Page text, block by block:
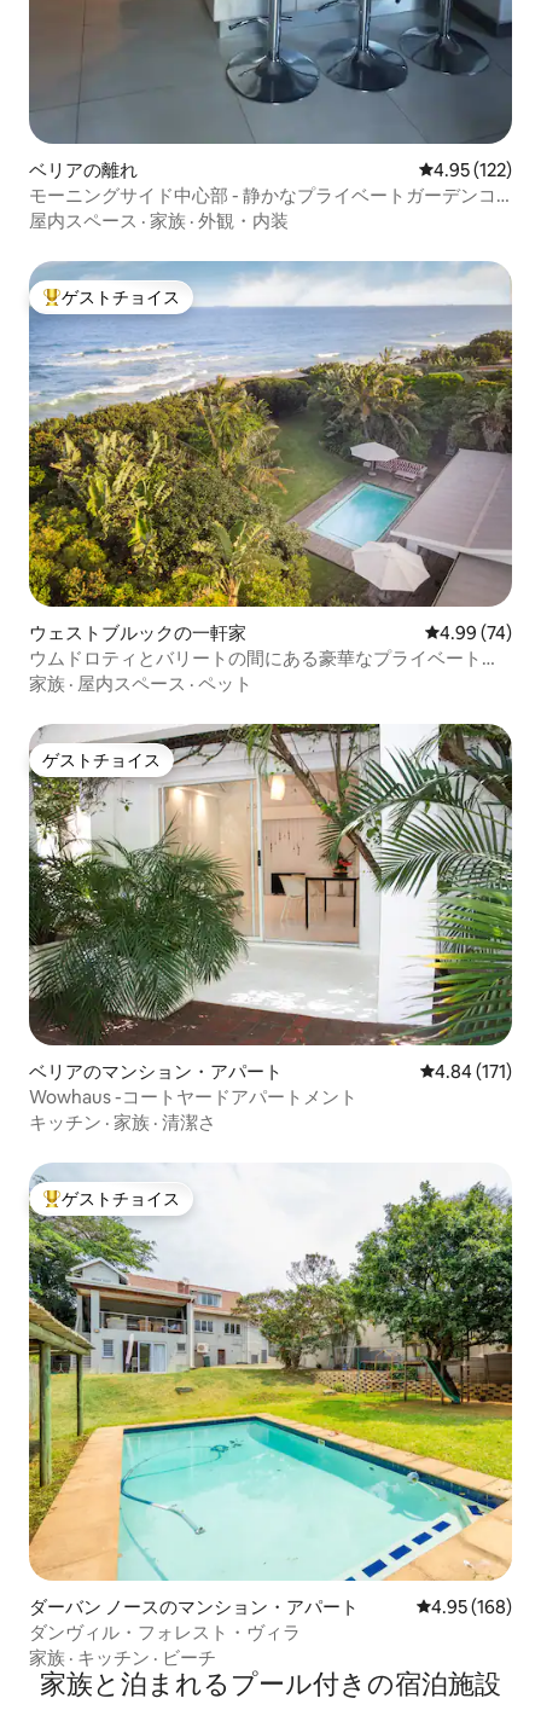
ベリアの離れ レビュー122
4.95 (122)
モーニングサイド中心部 - 静かなプライベートガーデンコ
テージ
屋内スペース · 家族 · 外観・内装
大好評のゲストチョイスです。
ゲストチョイス
ウェストブルックの一軒家 レビュー74
4.99 (74)
ウムドロティとバリートの間にある豪華なプライベートビ
ーチヴィラ
家族 · 屋内スペース · ペット
ゲストチョイス
ゲストチョイス
ベリアのマンション・アパート レビュー171
4.84 (171)
Wowhaus -コートヤードアパートメント
キッチン · 家族 · 清潔さ
大好評のゲストチョイスです。
ゲストチョイス
ダーバン ノースのマンション・アパート レビュー168
4.95 (168)
ダンヴィル・フォレスト・ヴィラ
家族 · キッチン · ビーチ
家族と泊まれるプール付きの宿泊施設